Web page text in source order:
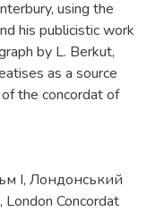
using the
his publicistic work
by L. Berkut,
as a source
the concordat of
І, Лондонський
, London Concordat